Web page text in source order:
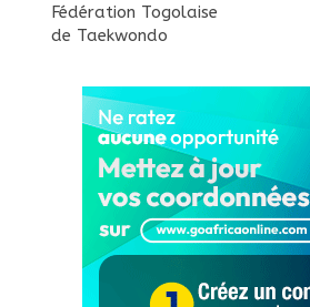
Fédération Togolaise
de Taekwondo